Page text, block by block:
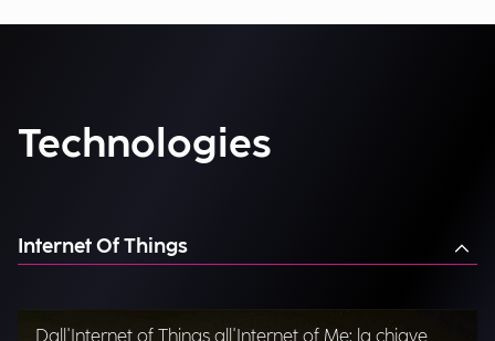
Technologies
Internet Of Things